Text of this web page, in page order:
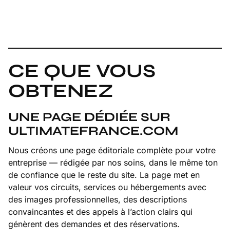
CE QUE VOUS
OBTENEZ
UNE PAGE DÉDIÉE SUR
ULTIMATEFRANCE.COM
Nous créons une page éditoriale complète pour votre
entreprise — rédigée par nos soins, dans le même ton
de confiance que le reste du site. La page met en
valeur vos circuits, services ou hébergements avec
des images professionnelles, des descriptions
convaincantes et des appels à l’action clairs qui
génèrent des demandes et des réservations.